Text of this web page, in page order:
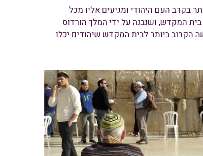
בקרב העם היהודי ומגיעים אליו מכל
המקדש, ושנבנה על ידי המלך הורדוס
ביותר לבית המקדש שיהודים יכלו